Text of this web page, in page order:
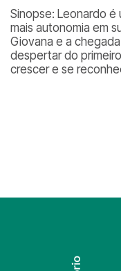
Sinopse: Leonardo
mais autonomia em
Giovana e a
despertar do
crescer e se